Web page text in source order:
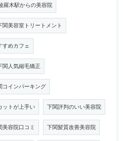
羅木駅からの美容院
関美容室トリートメント
すめカフェ
関人気縮毛矯正
コインパーキング
ットが上手い 下関評判のいい美容院
美容院口コミ 下関髪質改善美容院